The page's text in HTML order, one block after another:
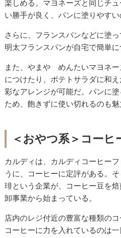
楽しめる。マヨネーズと同じチ
い勝手が良く、パンに塗りやすい
さらに、フランスパンなどに塗
明太フランスパンが自宅で簡単に
また、やまや めんたいマヨネー
につけたり、ポテトサラダに和
彩なアレンジが可能だ。パンに
ため、飽きずに使い切れるのも魅
＜おやつ系＞コー
カルディは、カルディコーヒー
うに、コーヒーに定評がある。
琲という企業が、コーヒー豆を
卸事業から始まっている。
店内のレジ付近の豊富な種類の
コーヒーに力を入れているのは